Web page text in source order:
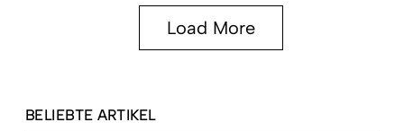
Load More
BELIEBTE ARTIKEL